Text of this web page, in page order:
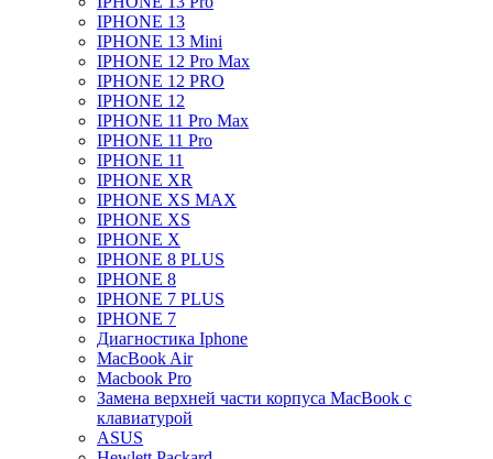
IPHONE 13
IPHONE 13 Mini
IPHONE 12 Pro Max
IPHONE 12 PRO
IPHONE 12
IPHONE 11 Pro Max
IPHONE 11 Pro
IPHONE 11
IPHONE XR
IPHONE XS MAX
IPHONE XS
IPHONE X
IPHONE 8 PLUS
IPHONE 8
IPHONE 7 PLUS
IPHONE 7
Диагностика Iphone
MacBook Air
Macbook Pro
Замена верхней части корпуса MacBook с
клавиатурой
ASUS